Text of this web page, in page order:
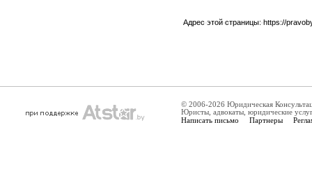
Адрес этой страницы: https://
© 2006-2026 Юридическая
Юристы, адвокаты, юридические
Написать письмо Партнеры